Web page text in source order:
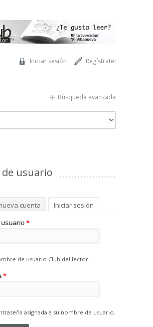
Regístrate!
Iniciar sesión
Búsqueda avanzada
usuario
principales
cuenta Iniciar sesión
una nueva contraseña
*
de usuario Club del lector.
*
asignada a su nombre de usuario.